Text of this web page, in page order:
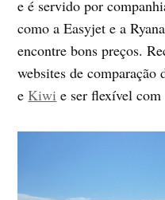
e é servido por
como a Easyjet e a
encontre bons preços.
websites de comparação
e Kiwi e ser flexível com